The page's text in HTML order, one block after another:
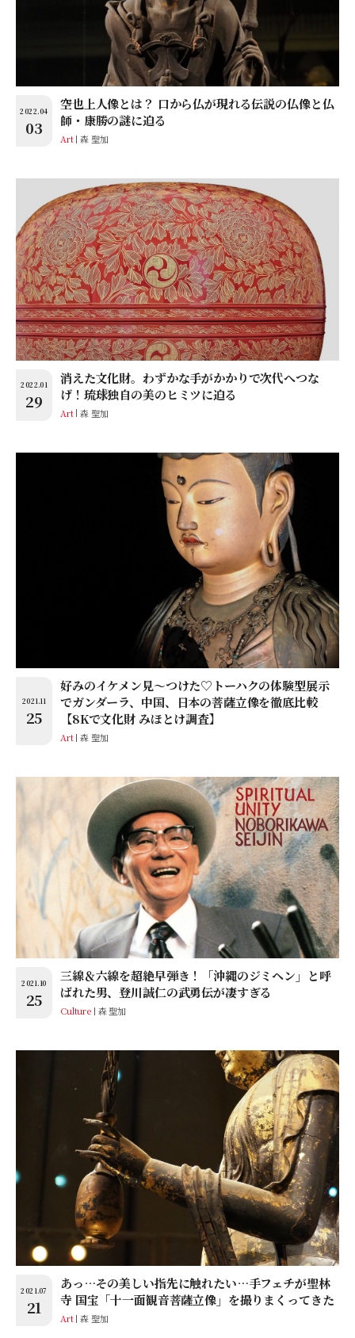
2022.04
03
空也上人像とは？ 口から仏が現れる伝説の仏像と仏
師・康勝の謎に迫る
Art 森 聖加
2022.01
29
消えた文化財。わずかな手がかかりで次代へつな
げ！琉球独自の美のヒミツに迫る
Art 森 聖加
2021.11
25
好みのイケメン見～つけた♡トーハクの体験型展示
でガンダーラ、中国、日本の菩薩立像を徹底比較
【8Kで文化財 みほとけ調査】
Art 森 聖加
2021.10
25
三線＆六線を超絶早弾き！「沖縄のジミヘン」と呼
ばれた男、登川誠仁の武勇伝が凄すぎる
Culture 森 聖加
2021.07
21
あっ…その美しい指先に触れたい…手フェチが聖林
寺 国宝「十一面観音菩薩立像」を撮りまくってきた
Art 森 聖加